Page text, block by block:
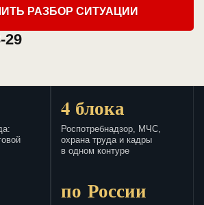
РАЗБОР СИТУАЦИИ
29
4 блока
Роспотребнадзор, МЧС,
охрана труда и кадры
в одном контуре
по России